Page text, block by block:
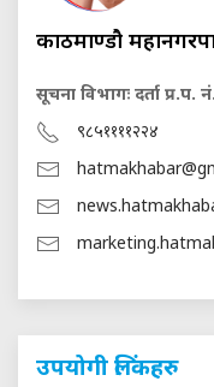
काठमाण्डौ
सूचना विभागः दर्ता प्र.प.
९८५११११२२४
उपयोगी लिंकहरु